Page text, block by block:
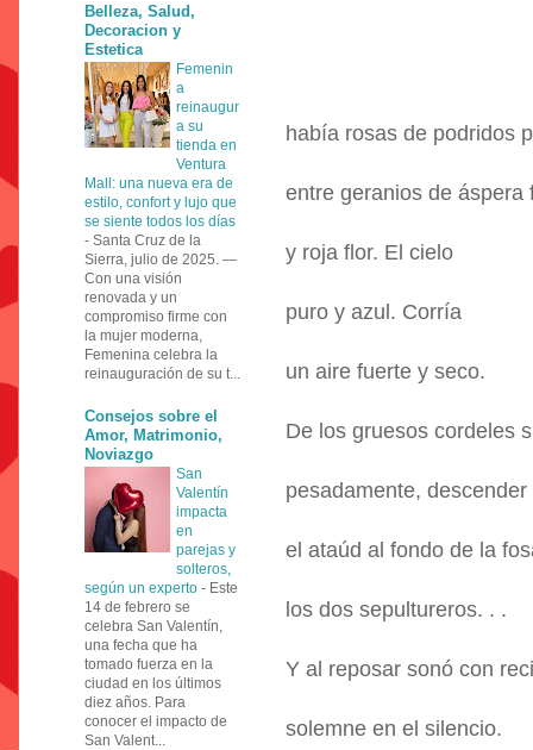
había rosas de podridos
entre geranios de áspera
y roja flor. El cielo
puro y azul. Corría
un aire fuerte y seco.
De los gruesos cordeles
pesadamente, descender
el ataúd al fondo de la
los dos sepultureros. . .
Y al reposar sonó con
solemne en el silencio.
Belleza, Salud,
Decoracion y
Estetica
Femenin
a
reinaugur
a su
tienda en
Ventura
Mall: una nueva era de
estilo, confort y lujo que
se siente todos los días
- Santa Cruz de la
Sierra, julio de 2025. —
Con una visión
renovada y un
compromiso firme con
la mujer moderna,
Femenina celebra la
reinauguración de su t...
Consejos sobre el
Amor, Matrimonio,
Noviazgo
San
Valentín
impacta
en
parejas y
solteros,
según un experto - Este
14 de febrero se
celebra San Valentín,
una fecha que ha
tomado fuerza en la
ciudad en los últimos
diez años. Para
conocer el impacto de
San Valent...